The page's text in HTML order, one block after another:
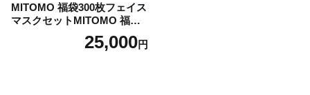
MITOMO 福袋300枚フェイス
マスクセットMITOMO 福袋3
00枚フェイスマスクセット
ふるさと納税 パック ファイ
25,000円